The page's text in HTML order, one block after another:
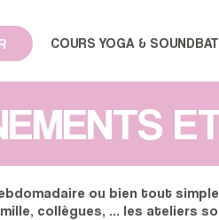
COURS YOGA &
ou bien tout
collègues, ... les ateliers